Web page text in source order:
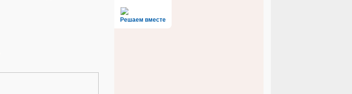
Решаем вместе